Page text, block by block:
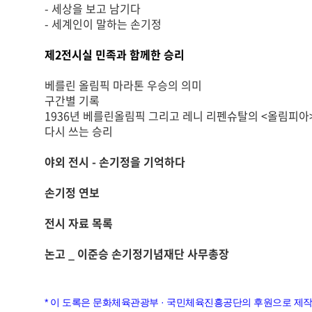
- 세상을 보고 남기다
- 세계인이 말하는 손기정
제2전시실 민족과 함께한 승리
베를린 올림픽 마라톤 우승의 의미
구간별 기록
1936년 베를린올림픽 그리고 레니 리펜슈탈의 <올림피
다시 쓰는 승리
야외 전시 - 손기정을 기억하다
손기정 연보
전시 자료 목록
논고 _ 이준승 손기정기념재단 사무총장
* 이 도록은 문화체육관광부 · 국민체육진흥공단의 후원으로 제